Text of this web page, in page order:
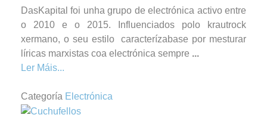
DasKapital foi unha grupo de electrónica activo entre
o 2010 e o 2015. Influenciados polo krautrock
xermano, o seu estilo caracterízabase por mesturar
líricas marxistas coa electrónica sempre ...
Ler Máis...
Categoría Electrónica